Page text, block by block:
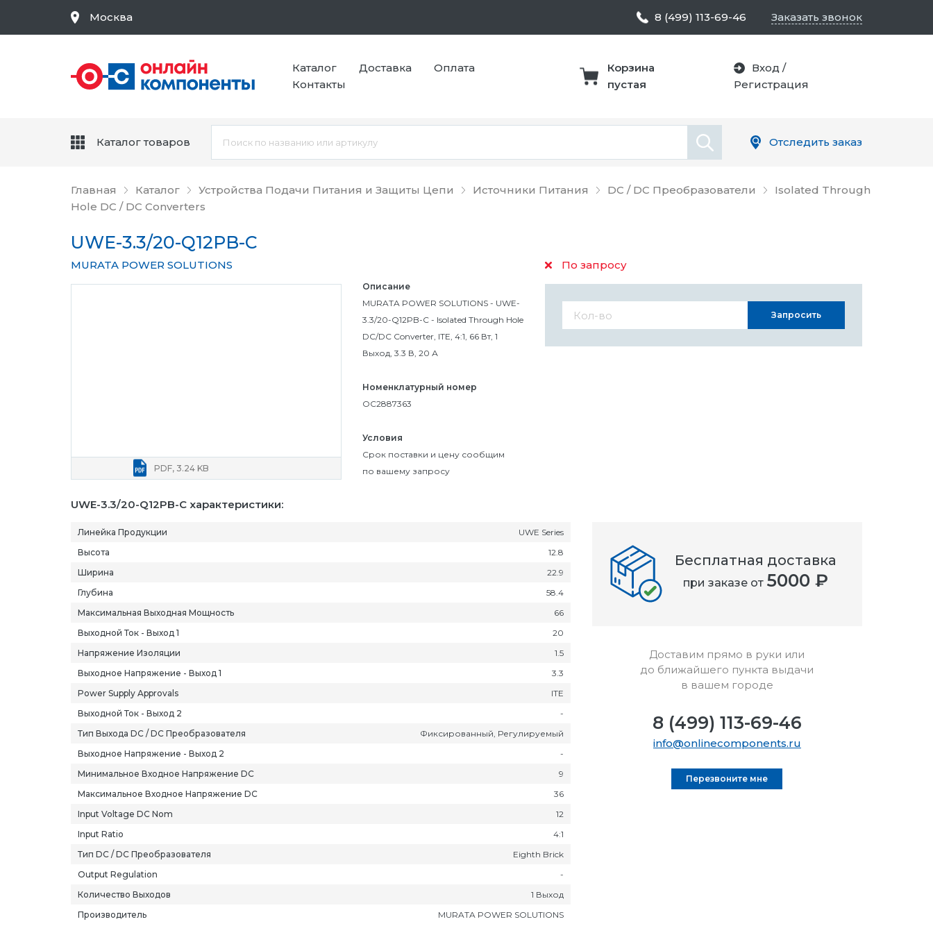
Главная Каталог Устройства Подачи Питания и Защиты Цепи Источники Питания DC / DC Преобразователи
Isolated Through
Hole DC / DC Converters
UWE-3.3/20-Q12PB-C
MURATA POWER SOLUTIONS По запросу
PDF, 3.24 KB
Описание
MURATA POWER SOLUTIONS - UWE-
3.3/20-Q12PB-C - Isolated Through Hole
DC/DC Converter, ITE, 4:1, 66 Вт, 1
Выход, 3.3 В, 20 А
Номенклатурный номер
OC2887363
Условия
Cрок поставки и цену сообщим
по вашему запросу
Запросить
UWE-3.3/20-Q12PB-C характеристики:
Линейка Продукции
UWE Series
Высота
12.8
Ширина
22.9
Глубина
58.4
Максимальная Выходная Мощность
66
Выходной Ток - Выход 1
20
Напряжение Изоляции
1.5
Выходное Напряжение - Выход 1
3.3
Power Supply Approvals
ITE
Выходной Ток - Выход 2
-
Тип Выхода DC / DC Преобразователя
Фиксированный, Регулируемый
Выходное Напряжение - Выход 2
-
Минимальное Входное Напряжение DC
9
Максимальное Входное Напряжение DC
36
Input Voltage DC Nom
12
Input Ratio
4:1
Тип DC / DC Преобразователя
Eighth Brick
Output Regulation
-
Количество Выходов
1 Выход
Производитель
MURATA POWER SOLUTIONS
Бесплатная доставка
при заказе от 5000 ₽
Доставим прямо в руки или
до ближайшего пункта выдачи
в вашем городе
8 (499) 113-69-46
info@onlinecomponents.ru
Перезвоните мне
Москва 8 (499) 113-69-46 Заказать звонок
Каталог Доставка
Оплата
Контакты
Корзина
пустая
Вход /
Регистрация
Каталог товаров Отследить заказ